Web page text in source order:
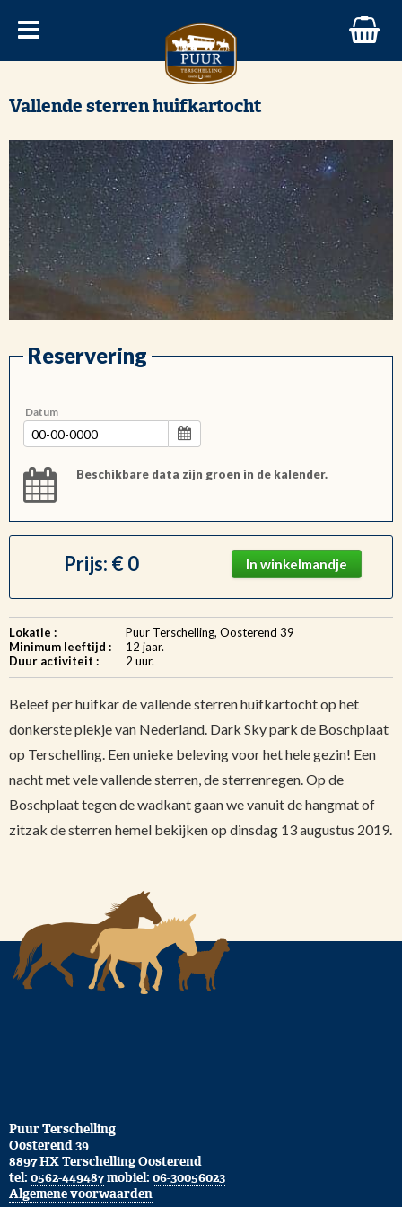
Vallende sterren huifkartocht
Reservering
Datum
Beschikbare data zijn groen in de kalender.
Prijs: € 0 In winkelmandje
Lokatie :
Puur Terschelling, Oosterend 39
Minimum leeftijd :
12 jaar.
Duur activiteit :
2 uur.
Beleef per huifkar de vallende sterren huifkartocht op het
donkerste plekje van Nederland. Dark Sky park de Boschplaat
op Terschelling. Een unieke beleving voor het hele gezin! Een
nacht met vele vallende sterren, de sterrenregen. Op de
Boschplaat tegen de wadkant gaan we vanuit de hangmat of
zitzak de sterren hemel bekijken op dinsdag 13 augustus 2019.
Puur Terschelling
Oosterend 39
8897 HX Terschelling Oosterend
tel: 0562-449487mobiel: 06-30056023
Algemene voorwaarden